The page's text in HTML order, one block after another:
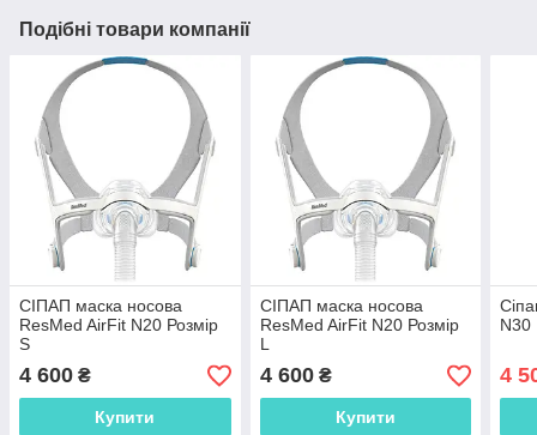
Подібні товари компанії
СІПАП маска носова
ResMed AirFit N20 Розмір
S
4 600 ₴
Купити
СІПАП маска носова
ResMed AirFit N20 Розмір
L
4 600₴
Купити
N30
4